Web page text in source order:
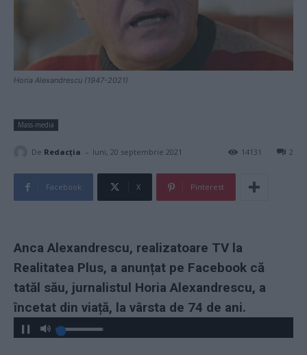
Horia Alexandrescu (1947-2021)
Mass-media
De Redacţia - luni, 20 septembrie 2021 2
14131
Facebook X Pinterest
Anca Alexandrescu, realizatoare TV la
Realitatea Plus, a anunțat pe Facebook că
tatăl său, jurnalistul Horia Alexandrescu, a
încetat din viață, la vârsta de 74 de ani.